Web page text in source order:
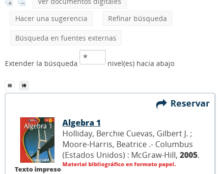
Hacer una sugerencia
Refinar búsqueda
Búsqueda en fuentes externas
Extender la búsqueda nivel(es) hacia abajo
Reservar
Texto impreso
Algebra 1
Holliday, Berchie Cuevas, Gilbert J. ;
Moore-Harris, Beatrice .- Columbus
(Estados Unidos) : McGraw-Hill, 2005.
Material bibliográfico en formato papel.